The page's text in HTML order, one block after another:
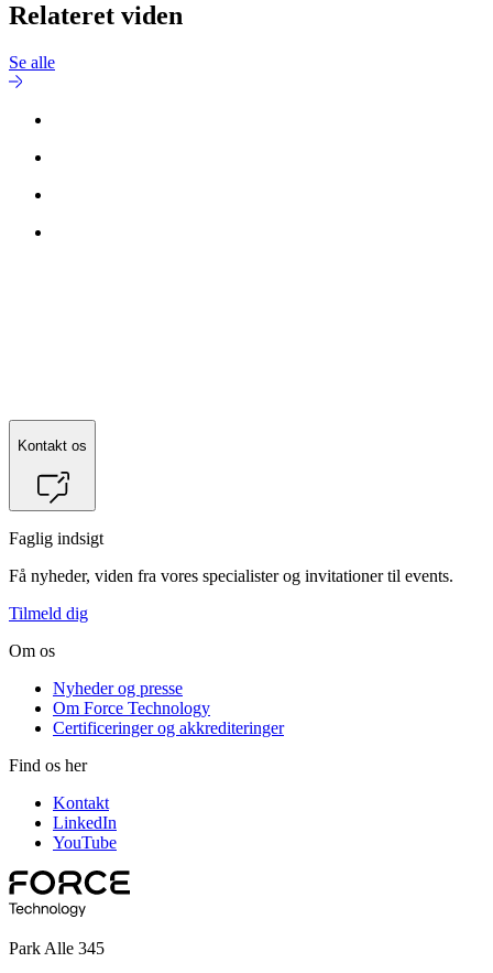
Relateret viden
Se alle
Kontakt os
Faglig indsigt
Få nyheder, viden fra vores specialister og invitationer til events.
Tilmeld dig
Om os
Nyheder og presse
Om Force Technology
Certificeringer og akkrediteringer
Find os her
Kontakt
LinkedIn
YouTube
Park Alle 345